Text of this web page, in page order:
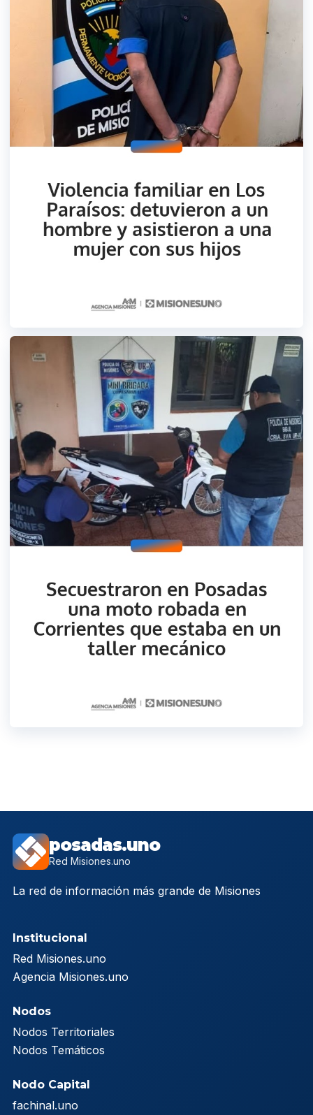
posadas.uno
Red Misiones.uno
La red de información más grande de Misiones
Institucional
Red Misiones.uno
Agencia Misiones.uno
Nodos
Nodos Territoriales
Nodos Temáticos
Nodo Capital
fachinal.uno